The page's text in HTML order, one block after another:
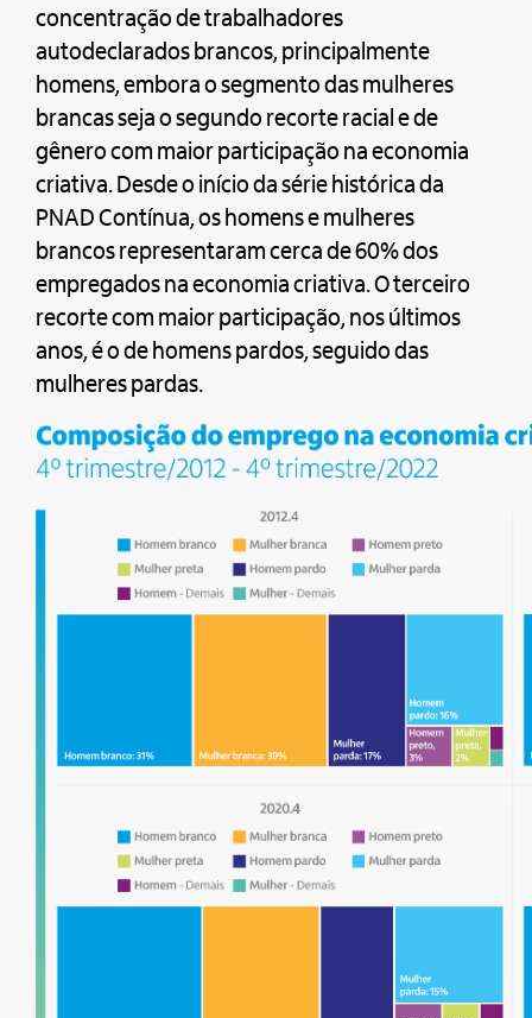
concentração de trabalhadores
autodeclarados brancos, principalmente
homens, embora o segmento das mulheres
brancas seja o segundo recorte racial e de
gênero com maior participação na economia
criativa. Desde o início da série histórica da
PNAD Contínua, os homens e mulheres
brancos representaram cerca de 60% dos
empregados na economia criativa. O terceiro
recorte com maior participação, nos últimos
anos, é o de homens pardos, seguido das
mulheres pardas.